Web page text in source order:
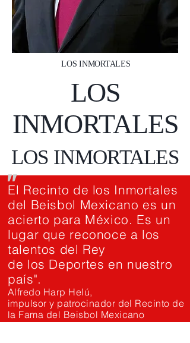
LOS INMORTALES
LOS
INMORTALES
LOS INMORTALES
El Recinto de los Inmortales
del Beisbol Mexicano es un
acierto para México. Es un
lugar que reconoce a los
talentos del Rey
de los Deportes en nuestro
país".
Alfredo Harp Helú,
impulsor y patrocinador del Recinto de
la Fama del Beisbol Mexicano
"